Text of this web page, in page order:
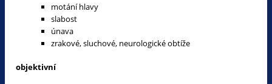
motání hlavy
slabost
únava
zrakové, sluchové, neurologické obtíže
objektivní